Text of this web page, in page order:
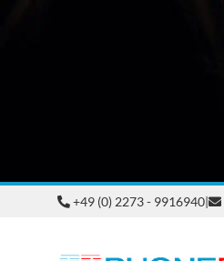
+49 (0) 2273 - 9916940|